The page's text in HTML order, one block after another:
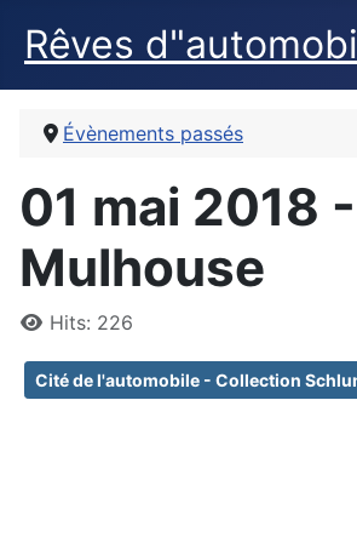
Rêves
Évènements passés
01 mai 2018
Mulhouse
DetailsHits: 226
Cité de l'automobile - Collection